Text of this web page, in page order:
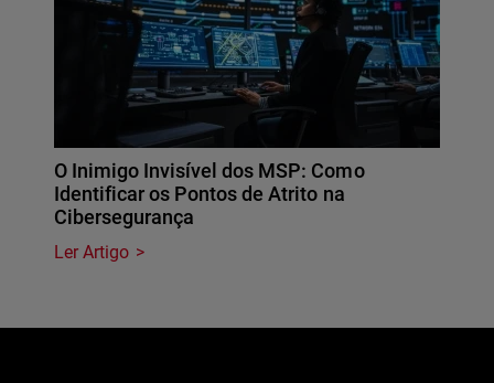
O Inimigo Invisível dos MSP: Como
Identificar os Pontos de Atrito na
Cibersegurança
Ler Artigo